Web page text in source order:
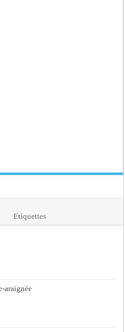
Etiquettes
araignée